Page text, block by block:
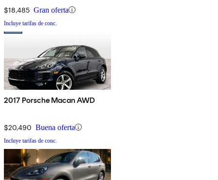
$18,485 Gran oferta
Incluye tarifas de conc.
2017 Porsche Macan AWD
$20,490 Buena oferta
Incluye tarifas de conc.